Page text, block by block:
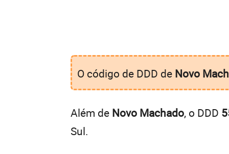
O código de DDD de Novo
Além de Novo Machado, o DDD
Sul.